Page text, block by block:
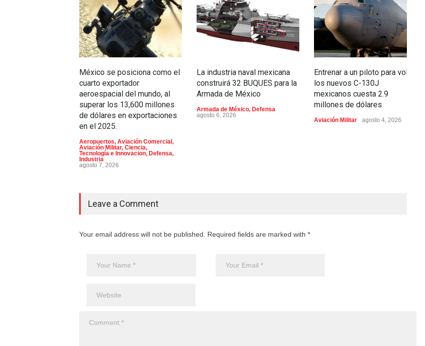
México se posiciona como el
cuarto exportador
aeroespacial del mundo, al
superar los 13,600 millones
de dólares en exportaciones
en el 2025.
Aeropuertos, Aviación Comercial ,
Aviación Militar, Ciencia,
Tecnología e Innovacion, Defensa,
Industria
agosto 7, 2026
La industria naval mexicana
construirá 32 BUQUES para la
Armada de México
Armada de México, Defensa
agosto 6, 2026
Entrenar a un piloto para volar
los nuevos C-130J
mexicanos cuesta 2.9
millones de dólares
Aviación Militar agosto 4, 2026
Leave a Comment
Your email address will not be published. Required fields are marked with *